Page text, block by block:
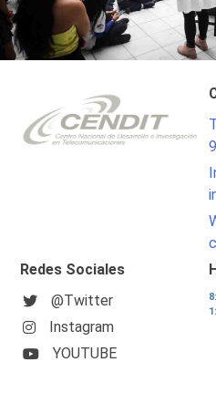
Redes Sociales
@Twitter
Instagram
YOUTUBE